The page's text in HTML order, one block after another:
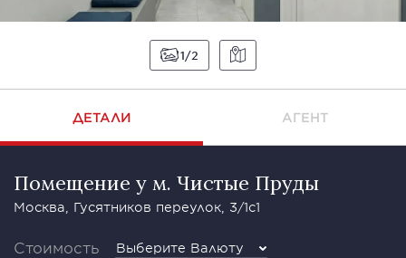
1 2
ДЕТАЛИ АГЕНТ
Помещение у м. Чистые Пруды
Москва, Гусятников переулок, 3/1с1
Стоимость Выберите Валюту